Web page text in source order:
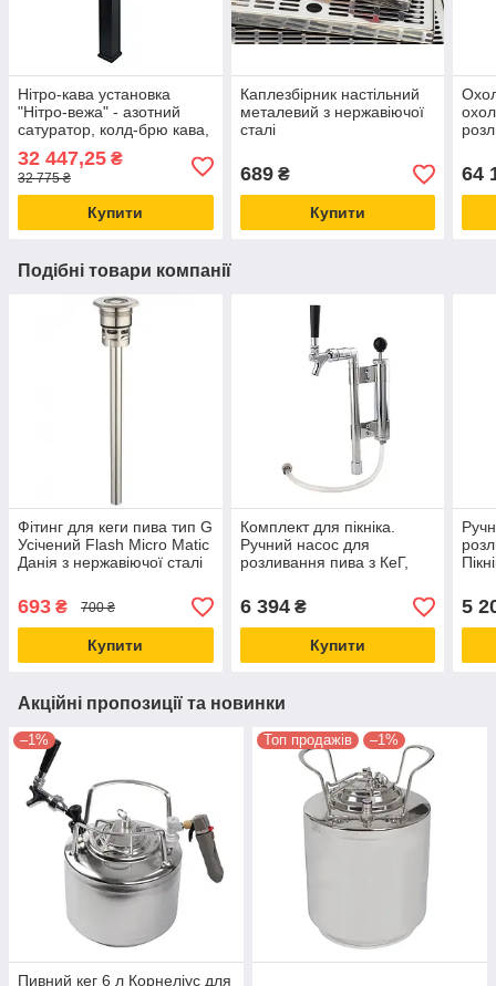
Нітро-кава установка
"Нітро-вежа" - азотний
сатуратор, колд-брю кава,
нітрокава, MBev, Україна
32 447,25 ₴
32 775 ₴
Купити
Каплезбірник настільний
металевий з нержавіючої
сталі
689₴
Купити
55
64
Подібні товари компанії
Фітинг для кеги пива тип G
Усічений Flash Micro Matic
Данія з нержавіючої сталі
693 ₴ 700 ₴
Купити
Комплект для пікніка.
Ручний насос для
розливання пива з КеГ,
пивної кеги
6 394₴
Купити
5
Акційні пропозиції та новинки
–1%
Пивний кег 6 л Корнеліус для
Топ продажів –1%